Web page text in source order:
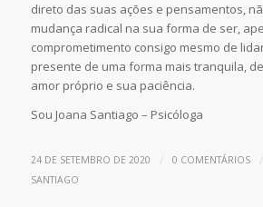
direto das suas ações e pensamentos,
mudança radical na sua forma de ser,
comprometimento consigo mesmo de
presente de uma forma mais tranquila,
amor próprio e sua paciência.
Sou Joana Santiago – Psicóloga
24 DE SETEMBRO DE 2020 / 0 COMENTÁRIOS /
SANTIAGO